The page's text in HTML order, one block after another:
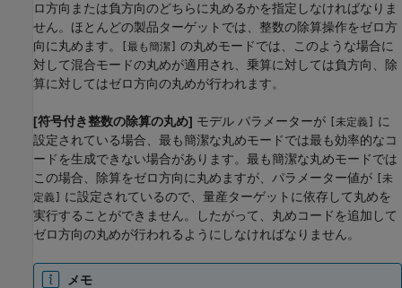
ロ方向または負方向のどちらに丸めるかを指定しなければなりま
せん。ほとんどの製品ターゲットでは、整数の除算操作をゼロ方
向に丸めます。
[最も簡潔]
の丸めモードでは、このような場合に
対して混合モードの丸めが適用され、乗算に対しては負方向、除
算に対してはゼロ方向の丸めが行われます。
[符号付き整数の除算の丸め] モデル パラメーターが [未定義]
に
設定されている場合、最も簡潔な丸めモードでは最も効率的なコ
ードを生成できない場合があります。最も簡潔な丸めモードでは
この場合、除算をゼロ方向に丸めますが、パラメーター値が
[未
定義]
に設定されているので、量産ターゲットに依存して丸めを
実行することができません。したがって、丸めコードを追加して
ゼロ方向の丸めが行われるようにしなければなりません。
メモ